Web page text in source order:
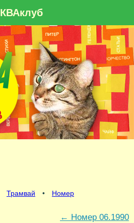
Трамвай •
Номер
← Номер 06.1990
КВАклуб